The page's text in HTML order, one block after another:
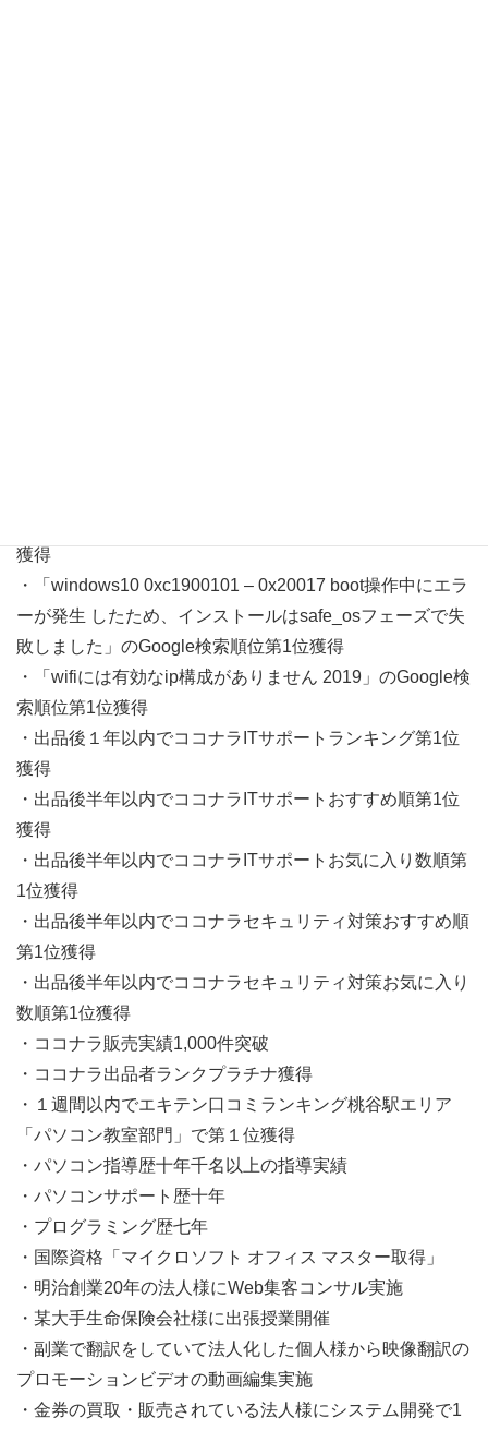
獲得
・「windows10 0xc1900101 – 0x20017 boot操作中にエラ
ーが発生 したため、インストールはsafe_osフェーズで失
敗しました」のGoogle検索順位第1位獲得
・「wifiには有効なip構成がありません 2019」のGoogle検
索順位第1位獲得
・出品後１年以内でココナラITサポートランキング第1位
獲得
・出品後半年以内でココナラITサポートおすすめ順第1位
獲得
・出品後半年以内でココナラITサポートお気に入り数順第
1位獲得
・出品後半年以内でココナラセキュリティ対策おすすめ順
第1位獲得
・出品後半年以内でココナラセキュリティ対策お気に入り
数順第1位獲得
・ココナラ販売実績1,000件突破
・ココナラ出品者ランクプラチナ獲得
・１週間以内でエキテン口コミランキング桃谷駅エリア
「パソコン教室部門」で第１位獲得
・パソコン指導歴十年千名以上の指導実績
・パソコンサポート歴十年
・プログラミング歴七年
・国際資格「マイクロソフト オフィス マスター取得」
・明治創業20年の法人様にWeb集客コンサル実施
・某大手生命保険会社様に出張授業開催
・副業で翻訳をしていて法人化した個人様から映像翻訳の
プロモーションビデオの動画編集実施
・金券の買取・販売されている法人様にシステム開発で1